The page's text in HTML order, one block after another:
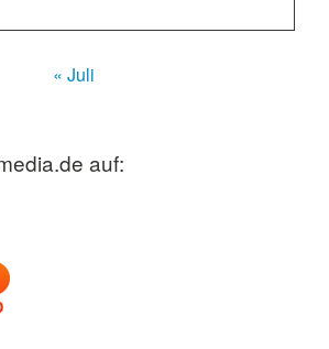
« Juli
auf: